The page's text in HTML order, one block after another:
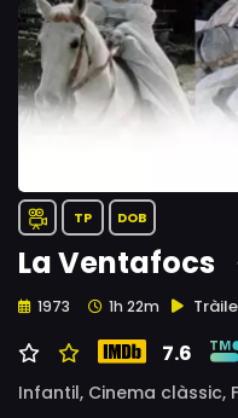
TP DOB
La Ventafocs
1973 1h 22m
7.6
Infantil, Cinema clàssic,